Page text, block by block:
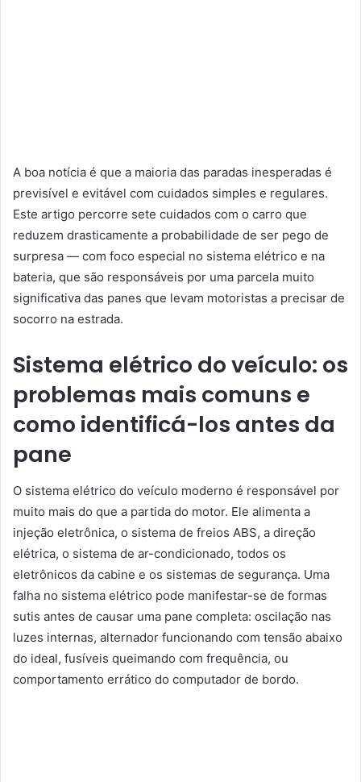
A boa notícia é que a maioria das paradas inesperadas é
previsível e evitável com cuidados simples e regulares.
Este artigo percorre sete cuidados com o carro que
reduzem drasticamente a probabilidade de ser pego de
surpresa — com foco especial no sistema elétrico e na
bateria, que são responsáveis por uma parcela muito
significativa das panes que levam motoristas a precisar de
socorro na estrada.
Sistema elétrico do veículo: os
problemas mais comuns e
como identificá-los antes da
pane
O sistema elétrico do veículo moderno é responsável por
muito mais do que a partida do motor. Ele alimenta a
injeção eletrônica, o sistema de freios ABS, a direção
elétrica, o sistema de ar-condicionado, todos os
eletrônicos da cabine e os sistemas de segurança. Uma
falha no sistema elétrico pode manifestar-se de formas
sutis antes de causar uma pane completa: oscilação nas
luzes internas, alternador funcionando com tensão abaixo
do ideal, fusíveis queimando com frequência, ou
comportamento errático do computador de bordo.